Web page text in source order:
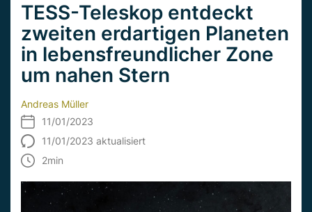
TESS-Teleskop entdeckt
zweiten erdartigen Planeten
in lebensfreundlicher Zone
um nahen Stern
Andreas Müller
11/01/2023
11/01/2023 aktualisiert
2min